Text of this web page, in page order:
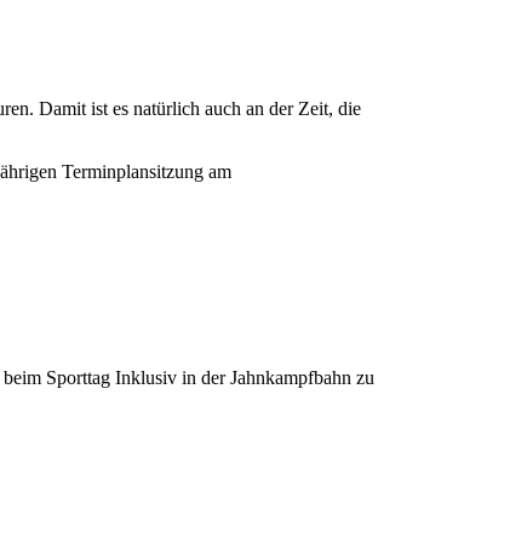
Damit ist es natürlich auch an der Zeit, die
Terminplansitzung am
Sporttag Inklusiv in der Jahnkampfbahn zu